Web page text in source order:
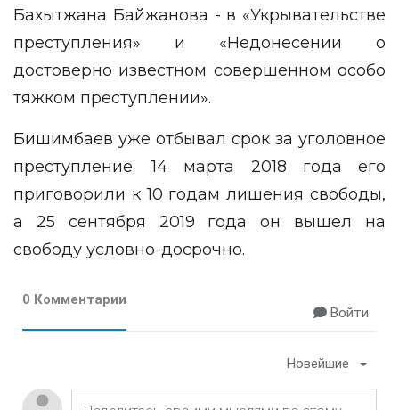
Бахытжана Байжанова - в «Укрывательстве
преступления» и «Недонесении о
достоверно известном совершенном особо
тяжком преступлении».
Бишимбаев уже отбывал срок за уголовное
преступление. 14 марта 2018 года его
приговорили к 10 годам лишения свободы,
а 25 сентября 2019 года он вышел на
свободу условно-досрочно.
0 Комментарии
Войти
Новейшие